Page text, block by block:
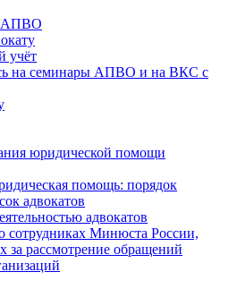
АПВО
учёт
на семинары АПВО и на ВКС с
юридической помощи
помощь: порядок
адвокатов
адвокатов
сотрудниках Минюста России,
за рассмотрение обращений